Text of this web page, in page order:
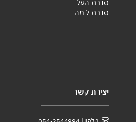
סדרת העל
סדרת לומה
יצירת קשר